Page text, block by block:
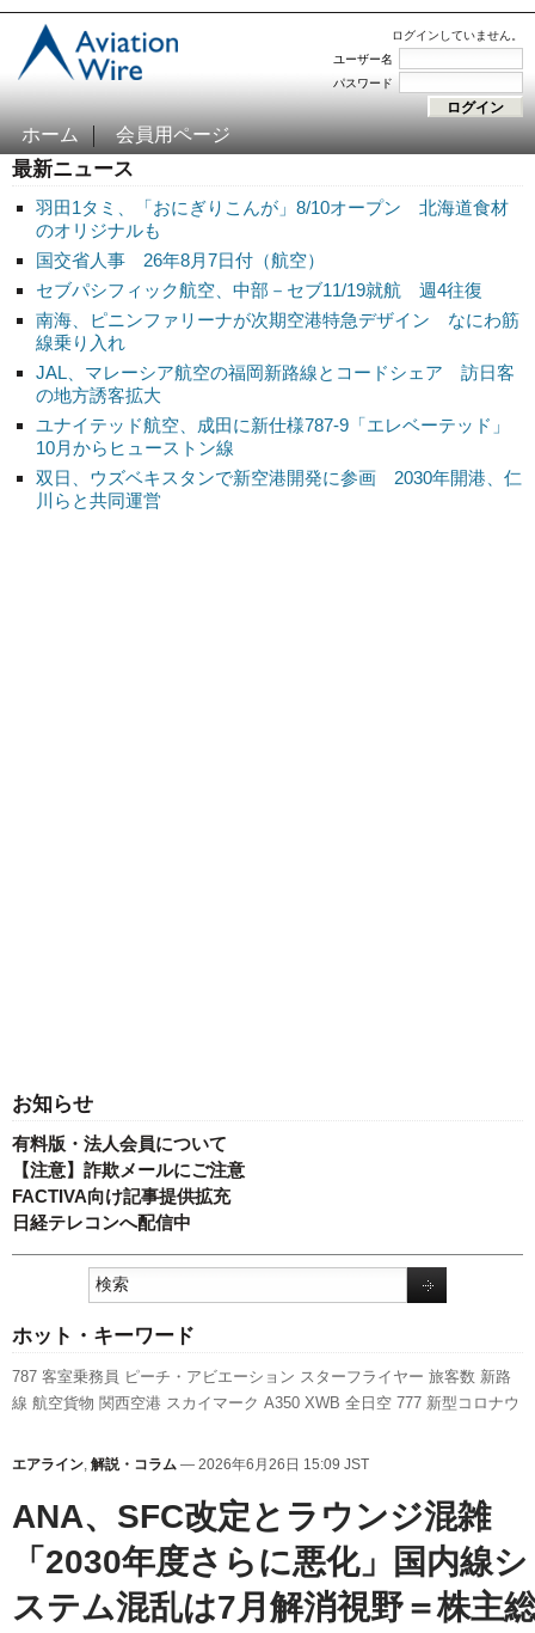
ログインしていません。
ユーザー名
パスワード
ホーム 会員用ページ
最新ニュース
羽田1タミ、「おにぎりこんが」8/10オープン 北海道食材
のオリジナルも
国交省人事 26年8月7日付（航空）
セブパシフィック航空、中部－セブ11/19就航 週4往復
南海、ピニンファリーナが次期空港特急デザイン なにわ筋
線乗り入れ
JAL、マレーシア航空の福岡新路線とコードシェア 訪日客
の地方誘客拡大
ユナイテッド航空、成田に新仕様787-9「エレベーテッド」
10月からヒューストン線
双日、ウズベキスタンで新空港開発に参画 2030年開港、仁
川らと共同運営
お知らせ
有料版・法人会員について
【注意】詐欺メールにご注意
FACTIVA向け記事提供拡充
日経テレコンへ配信中
ホット・キーワード
787 客室乗務員 ピーチ・アビエーション スターフライヤー 旅客数 新路
線 航空貨物 関西空港 スカイマーク A350 XWB 全日空 777 新型コロナウ
ANAホールディングス
羽田空港 新千歳空港 実績 エアバス
セントレア
エアライン, 解説・コラム — 2026年6月26日 15:09 JST
ANA、SFC改定とラウンジ混雑
「2030年度さらに悪化」国内線シ
ステム混乱は7月解消視野＝株主